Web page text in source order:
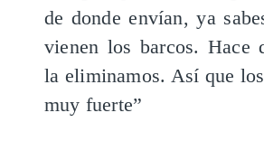
de donde envían, ya
vienen los barcos. Hace
la eliminamos. Así que
muy fuerte”